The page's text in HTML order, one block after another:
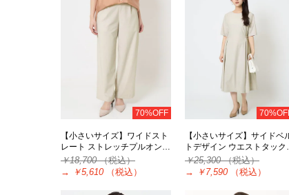
70%OFF
【小さいサイズ】ワイドスト
レート ストレッチプルオン…
￥18,700（税込）
→
￥5,610 （税込）
【小さいサイズ】サイドベ
トデザイン ウエストタッ
￥25,300（税込）
→
￥7,590 （税込）